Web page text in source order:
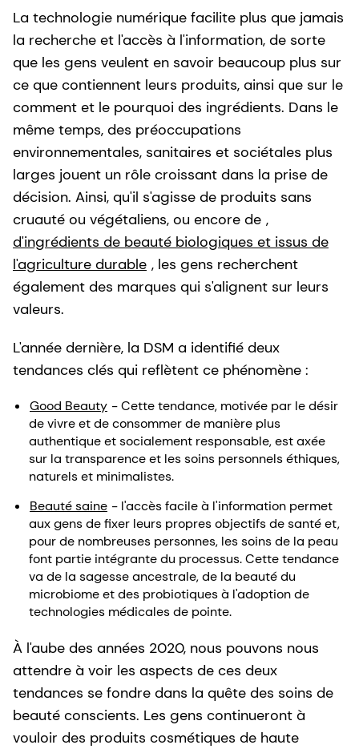
La technologie numérique facilite plus que jamais
la recherche et l'accès à l'information, de sorte
que les gens veulent en savoir beaucoup plus sur
ce que contiennent leurs produits, ainsi que sur le
comment et le pourquoi des ingrédients. Dans le
même temps, des préoccupations
environnementales, sanitaires et sociétales plus
larges jouent un rôle croissant dans la prise de
décision. Ainsi, qu'il s'agisse de produits sans
cruauté ou végétaliens, ou encore de ,
d'ingrédients de beauté biologiques et issus de
l'agriculture durable , les gens recherchent
également des marques qui s'alignent sur leurs
valeurs.
L'année dernière, la DSM a identifié deux
tendances clés qui reflètent ce phénomène :
Good Beauty - Cette tendance, motivée par le désir
de vivre et de consommer de manière plus
authentique et socialement responsable, est axée
sur la transparence et les soins personnels éthiques,
naturels et minimalistes.
Beauté saine - l'accès facile à l'information permet
aux gens de fixer leurs propres objectifs de santé et,
pour de nombreuses personnes, les soins de la peau
font partie intégrante du processus. Cette tendance
va de la sagesse ancestrale, de la beauté du
microbiome et des probiotiques à l'adoption de
technologies médicales de pointe.
À l'aube des années 2020, nous pouvons nous
attendre à voir les aspects de ces deux
tendances se fondre dans la quête des soins de
beauté conscients. Les gens continueront à
vouloir des produits cosmétiques de haute